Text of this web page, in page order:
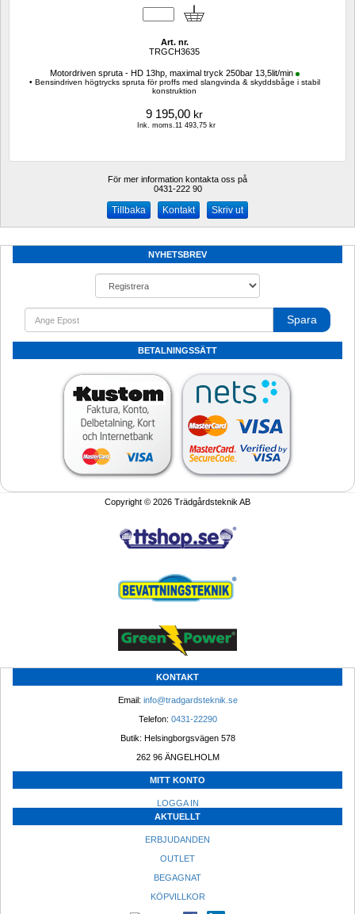
Art. nr.
TRGCH3635
Motordriven spruta - HD 13hp, maximal tryck 250bar 13,5lit/min
• Bensindriven högtrycks spruta för proffs med slangvinda & skyddsbåge i stabil
konstruktion
9 195,00 kr
Ink. moms.11 493,75 kr
För mer information kontakta oss på
0431-222 90
Kontakt Skriv ut
NYHETSBREV
Spara
BETALNINGSSÄTT
Copyright © 2026 Trädgårdsteknik AB
KONTAKT
Email: info@tradgardsteknik.se
Telefon: 0431-22290
Butik: Helsingborgsvägen 578
262 96 ÄNGELHOLM
MITT KONTO
LOGGA IN
AKTUELLT
ERBJUDANDEN
OUTLET
BEGAGNAT
KÖPVILLKOR